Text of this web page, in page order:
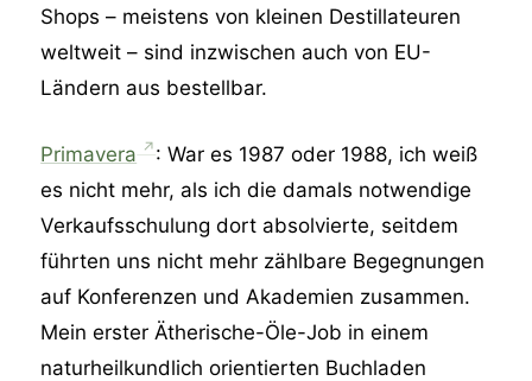
Shops – meistens von kleinen Destillateuren
weltweit – sind inzwischen auch von EU-
Ländern aus bestellbar.
Primavera
: War es 1987 oder 1988, ich weiß
es nicht mehr, als ich die damals notwendige
Verkaufsschulung dort absolvierte, seitdem
führten uns nicht mehr zählbare Begegnungen
auf Konferenzen und Akademien zusammen.
Mein erster Ätherische-Öle-Job in einem
naturheilkundlich orientierten Buchladen